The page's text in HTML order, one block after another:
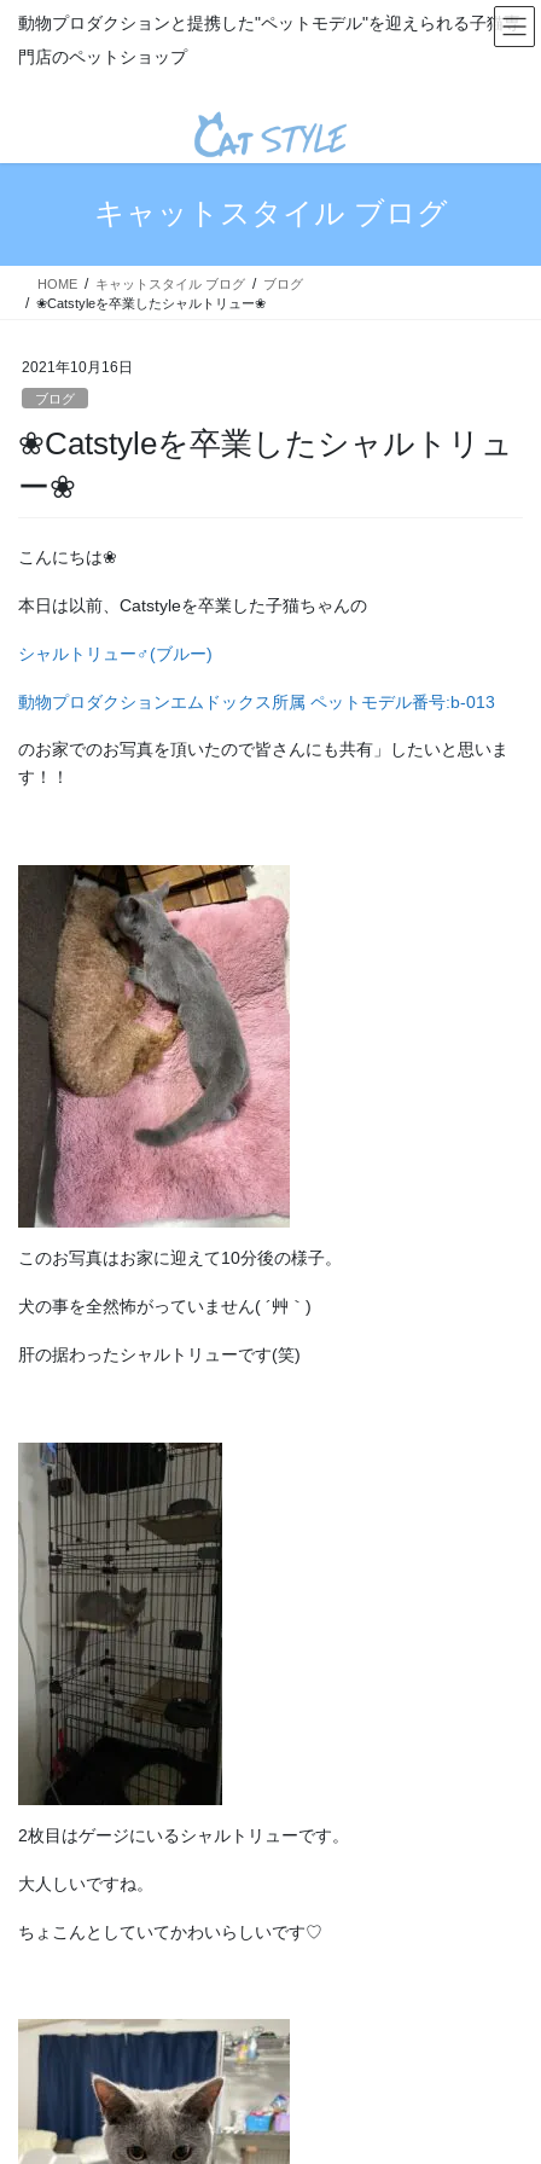
ス
ン
動物プロダクションと提携した"ペットモデル"を迎えられる子猫専
門店のペットショップ
キャットスタイル ブログ
HOME キャットスタイル ブログ
ブログ
❀Catstyleを卒業したシャルトリュー❀
2021年10月16日
ブログ
❀Catstyleを卒業したシャルトリュ
ー❀
こんにちは❀
本日は以前、Catstyleを卒業した子猫ちゃんの
シャルトリュー♂(ブルー)
動物プロダクションエムドックス所属 ペットモデル番号:b-013
のお家でのお写真を頂いたので皆さんにも共有」したいと思いま
す！！
このお写真はお家に迎えて10分後の様子。
犬の事を全然怖がっていません( ´艸｀)
肝の据わったシャルトリューです(笑)
2枚目はゲージにいるシャルトリューです。
大人しいですね。
ちょこんとしていてかわいらしいです♡